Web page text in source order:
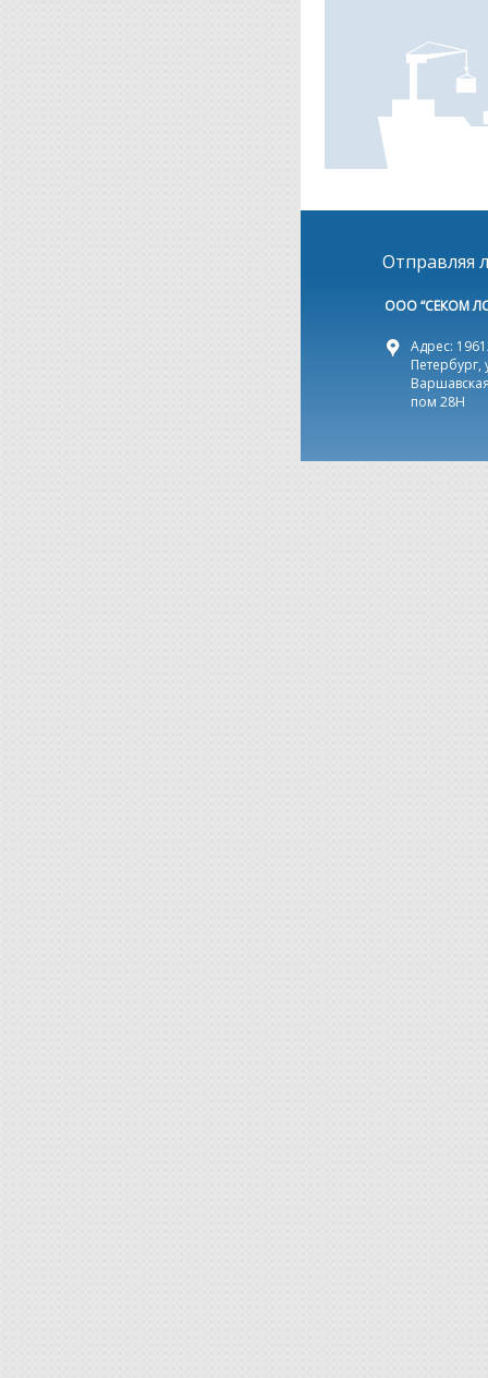
Отправляя
ООО “СЕКОМ
Адрес:
Петербург,
пом 28Н